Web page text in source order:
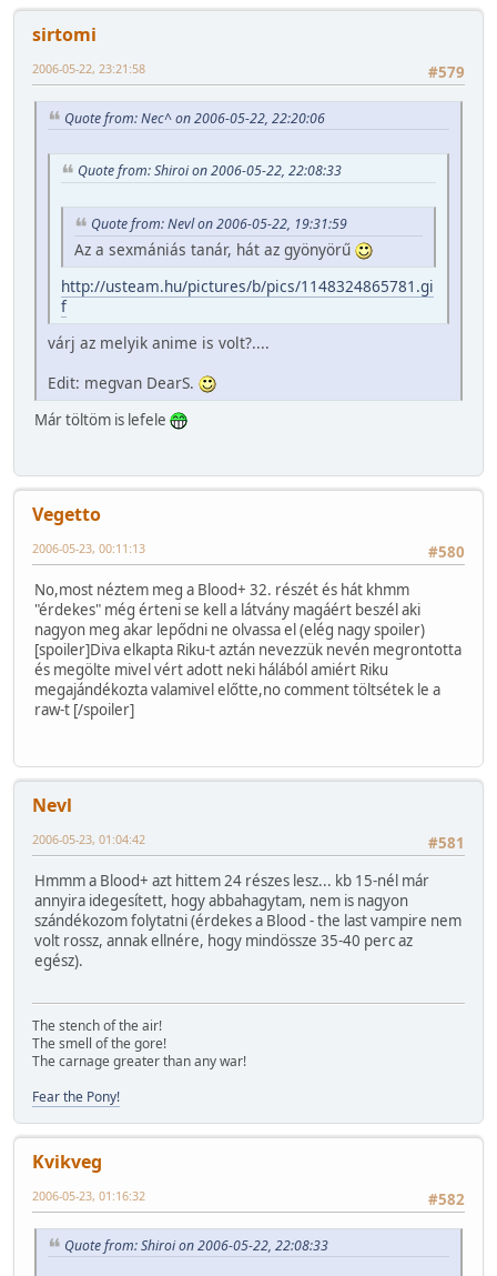
sirtomi
#579
2006-05-22, 23:21:58
Quote from: Nec^ on 2006-05-22, 22:20:06
Quote from: Shiroi on 2006-05-22, 22:08:33
Quote from: Nevl on 2006-05-22, 19:31:59
Az a sexmániás tanár, hát az gyönyörű
http://usteam.hu/pictures/b/pics/1148324865781.gi
f
várj az melyik anime is volt?....
Edit: megvan DearS.
Már töltöm is lefele
Vegetto
#580
2006-05-23, 00:11:13
No,most néztem meg a Blood+ 32. részét és hát khmm
"érdekes" még érteni se kell a látvány magáért beszél aki
nagyon meg akar lepődni ne olvassa el (elég nagy spoiler)
[spoiler]Diva elkapta Riku-t aztán nevezzük nevén megrontotta
és megölte mivel vért adott neki hálából amiért Riku
megajándékozta valamivel előtte,no comment töltsétek le a
raw-t [/spoiler]
Nevl
#581
2006-05-23, 01:04:42
Hmmm a Blood+ azt hittem 24 részes lesz... kb 15-nél már
annyira idegesített, hogy abbahagytam, nem is nagyon
szándékozom folytatni (érdekes a Blood - the last vampire nem
volt rossz, annak ellnére, hogy mindössze 35-40 perc az
egész).
The stench of the air!
The smell of the gore!
The carnage greater than any war!
Fear the Pony!
Kvikveg
#582
2006-05-23, 01:16:32
Quote from: Shiroi on 2006-05-22, 22:08:33